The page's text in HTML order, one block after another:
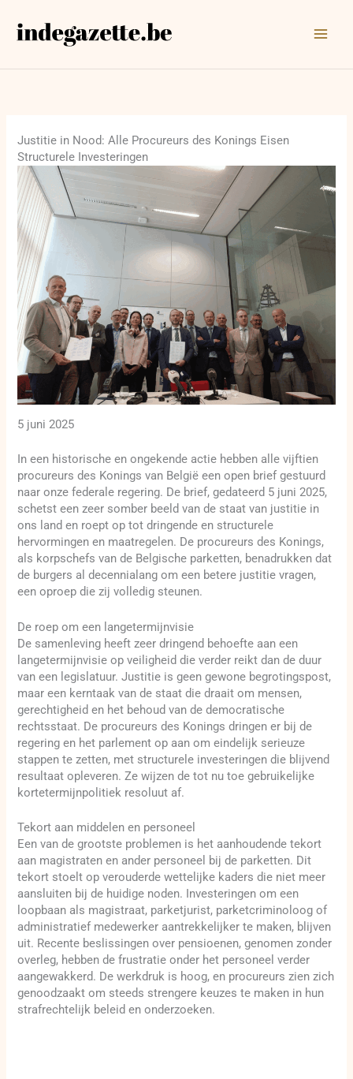
naar
Justitie in Nood: Alle Procureurs des Konings Eisen
Structurele Investeringen
5 juni 2025
In een historische en ongekende actie hebben alle vijftien
procureurs des Konings van België een open brief gestuurd
naar onze federale regering. De brief, gedateerd 5 juni 2025,
schetst een zeer somber beeld van de staat van justitie in
ons land en roept op tot dringende en structurele
hervormingen en maatregelen. De procureurs des Konings,
als korpschefs van de Belgische parketten, benadrukken dat
de burgers al decennialang om een betere justitie vragen,
een oproep die zij volledig steunen.
De roep om een langetermijnvisie
De samenleving heeft zeer dringend behoefte aan een
langetermijnvisie op veiligheid die verder reikt dan de duur
van een legislatuur. Justitie is geen gewone begrotingspost,
maar een kerntaak van de staat die draait om mensen,
gerechtigheid en het behoud van de democratische
rechtsstaat. De procureurs des Konings dringen er bij de
regering en het parlement op aan om eindelijk serieuze
stappen te zetten, met structurele investeringen die blijvend
resultaat opleveren. Ze wijzen de tot nu toe gebruikelijke
kortetermijnpolitiek resoluut af.
Tekort aan middelen en personeel
Een van de grootste problemen is het aanhoudende tekort
aan magistraten en ander personeel bij de parketten. Dit
tekort stoelt op verouderde wettelijke kaders die niet meer
aansluiten bij de huidige noden. Investeringen om een
loopbaan als magistraat, parketjurist, parketcriminoloog of
administratief medewerker aantrekkelijker te maken, blijven
uit. Recente beslissingen over pensioenen, genomen zonder
overleg, hebben de frustratie onder het personeel verder
aangewakkerd. De werkdruk is hoog, en procureurs zien zich
genoodzaakt om steeds strengere keuzes te maken in hun
strafrechtelijk beleid en onderzoeken.